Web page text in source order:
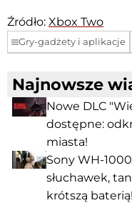
Źródło: Xbox Two
Gry-gadżety i aplikacje
Facebook
Najnowsze
Nowe DLC
dostępne:
miasta!
Sony WH-
słuchawek,
krótszą baterią!